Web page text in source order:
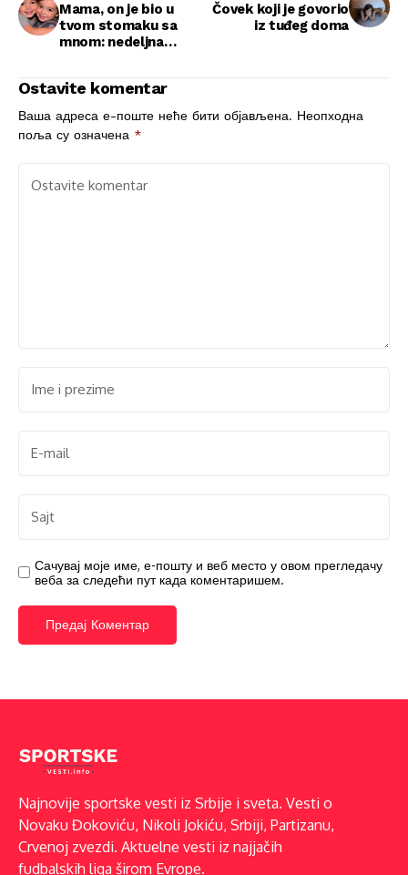
Mama, on je bio u
tvom stomaku sa
mnom: nedeljna
istini
Čovek koji je govorio
iz tuđeg doma
Ostavite komentar
Ваша адреса е-поште неће бити објављена. Неопходна
поља су означена *
Сачувај моје име, е-пошту и веб место у овом прегледачу
веба за следећи пут када коментаришем.
Najnovije sportske vesti iz Srbije i sveta. Vesti o
Novaku Đokoviću, Nikoli Jokiću, Srbiji, Partizanu,
Crvenoj zvezdi. Aktuelne vesti iz najjačih
fudbalskih liga širom Evrope.